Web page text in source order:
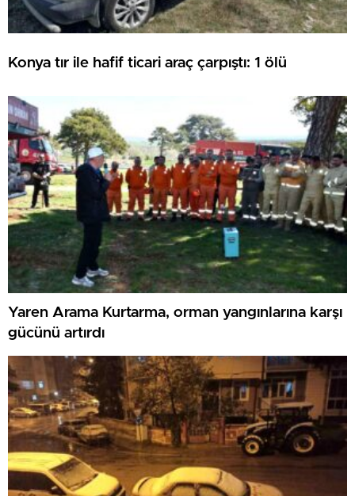
Konya tır ile hafif ticari araç çarpıştı: 1 ölü
Yaren Arama Kurtarma, orman yangınlarına karşı
gücünü artırdı